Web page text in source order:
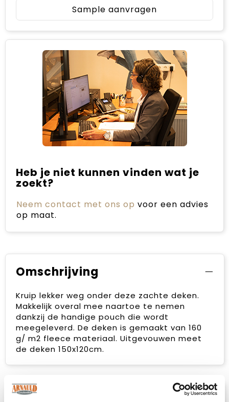
Sample aanvragen
Heb je niet kunnen vinden wat je
zoekt?
Neem contact met ons op voor een advies
op maat.
Omschrijving
Kruip lekker weg onder deze zachte deken.
Makkelijk overal mee naartoe te nemen
dankzij de handige pouch die wordt
meegeleverd. De deken is gemaakt van 160
g/ m2 fleece materiaal. Uitgevouwen meet
de deken 150x120cm.